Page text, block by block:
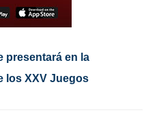
presentará en la
los XXV Juegos